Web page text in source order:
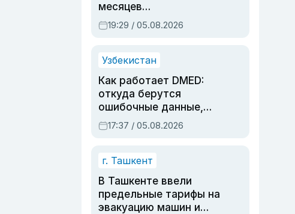
месяцев
предупреждали об
опасности, но стройка
19:29 / 05.08.2026
Узбекистан
Как работает DMED:
откуда берутся
ошибочные данные,
дубли аккаунтов и
очереди по онлайн-
17:37 / 05.08.2026
г. Ташкент
В Ташкенте ввели
предельные тарифы на
эвакуацию машин и